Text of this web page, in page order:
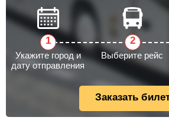
Укажите город и
дату отправления
Выберите рейс
Заказать